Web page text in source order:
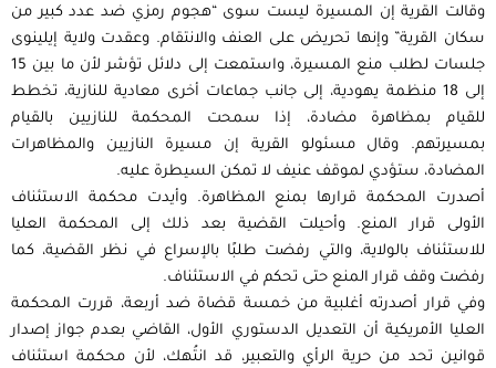
وقالت القرية إن المسيرة ليست سوى “هجوم رمزي ضد عدد كبير من
سكان القرية” وإنها تحريض على العنف والانتقام. وعقدت ولاية إيلينوى
جلسات لطلب منع المسيرة، واستمعت إلى دلائل تؤشر لأن ما بين 15
إلى 18 منظمة يهودية، إلى جانب جماعات أخرى معادية للنازية، تخطط
للقيام بمظاهرة مضادة، إذا سمحت المحكمة للنازيين بالقيام
بمسيرتهم. وقال مسئولو القرية إن مسيرة النازيين والمظاهرات
المضادة، ستؤدي لموقف عنيف لا تمكن السيطرة عليه.
أصدرت المحكمة قرارها بمنع المظاهرة. وأيدت محكمة الاستئناف
اﻷولى قرار المنع. وأحيلت القضية بعد ذلك إلى المحكمة العليا
للاستئناف بالولاية، والتي رفضت طلبًا بالإسراع في نظر القضية، كما
رفضت وقف قرار المنع حتى تحكم في الاستئناف.
وفي قرار أصدرته أغلبية من خمسة قضاة ضد أربعة، قررت المحكمة
العليا اﻷمريكية أن التعديل الدستوري اﻷول، القاضي بعدم جواز إصدار
قوانين تحد من حرية الرأي والتعبير، قد انتُهك، ﻷن محكمة استئناف